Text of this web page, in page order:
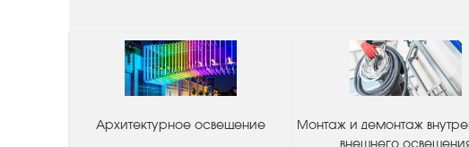
Архитектурное освещение
Монтаж и демонтаж
внешнего